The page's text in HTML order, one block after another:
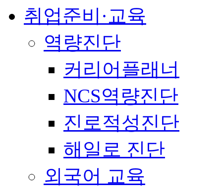
취업준비·교육
역량진단
커리어플래너
NCS역량진단
진로적성진단
해일로 진단
외국어 교육